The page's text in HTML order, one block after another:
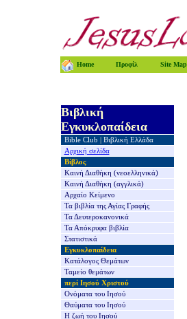
Home Προφίλ Site Map
Βιβλική
Εγκυκλοπαίδεια
Bible Club
Βιβλική Ελλάδα
Αρχική σελίδα
Βίβλος
Καινή Διαθήκη (νεοελληνικά)
Καινή Διαθήκη (αγγλικά)
Αρχαίο Κείμενο
Τα βιβλία τηςΑγίας Γραφής
Τα Δευτεροκανονικά
Τα Απόκρυφα βιβλία
Στατιστικά
Εγκυκλοπαίδεια
Κατάλογος Θεμάτων
Ταμείο θεμάτων
περί Ιησού Χριστού
Ονόματα του Ιησού
Θαύματα του Ιησού
Η ζωή του Ιησού